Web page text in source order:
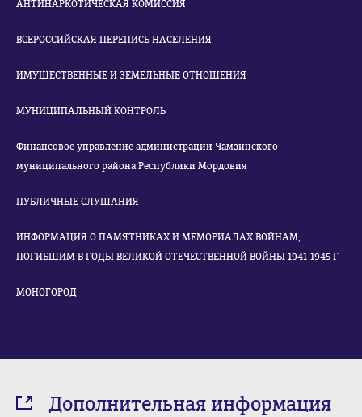
АНТИНАРКОТИЧЕСКАЯ КОМИССИЯ
ВСЕРОССИЙСКАЯ ПЕРЕПИСЬ НАСЕЛЕНИЯ
ИМУЩЕСТВЕННЫЕ И ЗЕМЕЛЬНЫЕ ОТНОШЕНИЯ
МУНИЦИПАЛЬНЫЙ КОНТРОЛЬ
Финансовое управление администрации Чамзинского
муниципального района Республики Мордовия
ПУБЛИЧНЫЕ СЛУШАНИЯ
ИНФОРМАЦИЯ О ПАМЯТНИКАХ И МЕМОРИАЛАХ ВОЙНАМ,
ПОГИБШИМ В ГОДЫ ВЕЛИКОЙ ОТЕЧЕСТВЕННОЙ ВОЙНЫ 1941-1945 Г
МОНОГОРОД
Дополнительная информация